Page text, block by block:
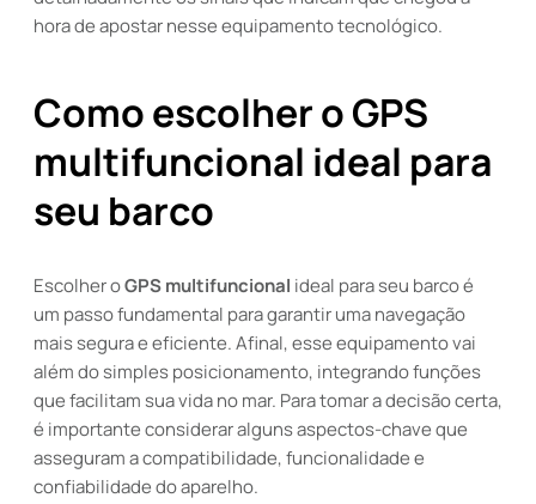
hora de apostar nesse equipamento tecnológico.
Como escolher o GPS
multifuncional ideal para
seu barco
Escolher oGPS multifuncional ideal para seu barco é
um passo fundamental para garantir uma navegação
mais segura e eficiente. Afinal, esse equipamento vai
além do simples posicionamento, integrando funções
que facilitam sua vida no mar. Para tomar a decisão certa,
é importante considerar alguns aspectos-chave que
asseguram a compatibilidade, funcionalidade e
confiabilidade do aparelho.